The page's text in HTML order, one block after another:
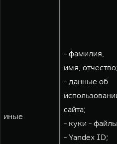
иные
- фамилия,
имя,
- данные об
сайта;
- куки -
- Yandex ID;